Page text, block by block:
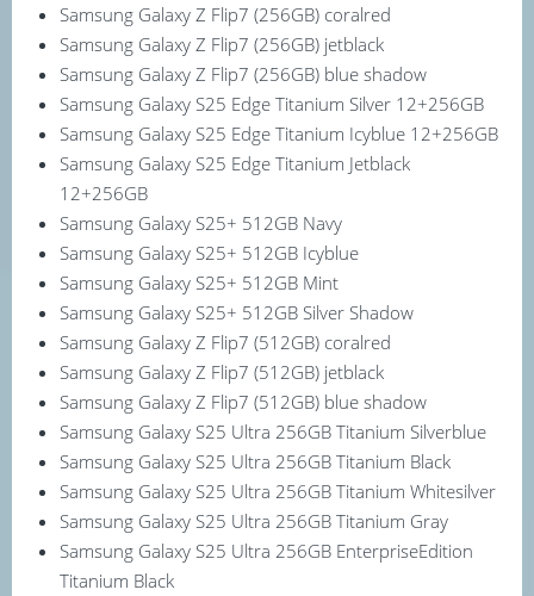
Samsung Galaxy Z Flip7 (256GB) coralred
Samsung Galaxy Z Flip7 (256GB) jetblack
Samsung Galaxy Z Flip7 (256GB) blue shadow
Samsung Galaxy S25 Edge Titanium Silver 12+256GB
Samsung Galaxy S25 Edge Titanium Icyblue 12+256GB
Samsung Galaxy S25 Edge Titanium Jetblack
12+256GB
Samsung Galaxy S25+ 512GB Navy
Samsung Galaxy S25+ 512GB Icyblue
Samsung Galaxy S25+ 512GB Mint
Samsung Galaxy S25+ 512GB Silver Shadow
Samsung Galaxy Z Flip7 (512GB) coralred
Samsung Galaxy Z Flip7 (512GB) jetblack
Samsung Galaxy Z Flip7 (512GB) blue shadow
Samsung Galaxy S25 Ultra 256GB Titanium Silverblue
Samsung Galaxy S25 Ultra 256GB Titanium Black
Samsung Galaxy S25 Ultra 256GB Titanium Whitesilver
Samsung Galaxy S25 Ultra 256GB Titanium Gray
Samsung Galaxy S25 Ultra 256GB EnterpriseEdition
Titanium Black